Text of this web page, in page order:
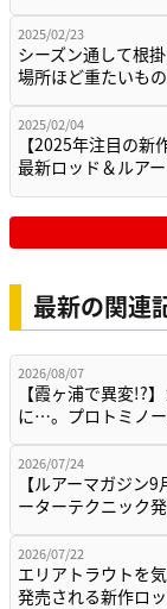
2025/02/23
シーズン通して根
場所ほど重たいも
2025/02/04
【2025年注目の新
最新ロッド＆ルア
最新の関連
2026/08/07
【霞ヶ浦で異変!?
に…。プロトミノ
2026/07/24
【ルアーマガジン
ーターテクニック発
2026/07/22
エリアトラウトを
発売される新作ロ